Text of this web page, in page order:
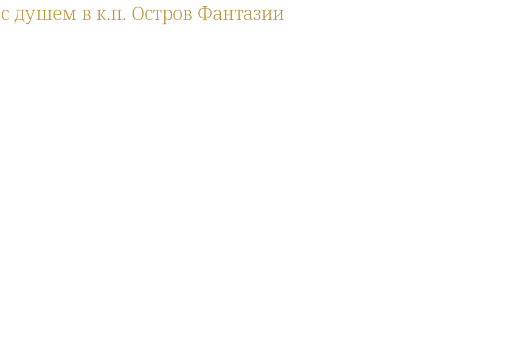
душем в к.п. Остров Фантазии